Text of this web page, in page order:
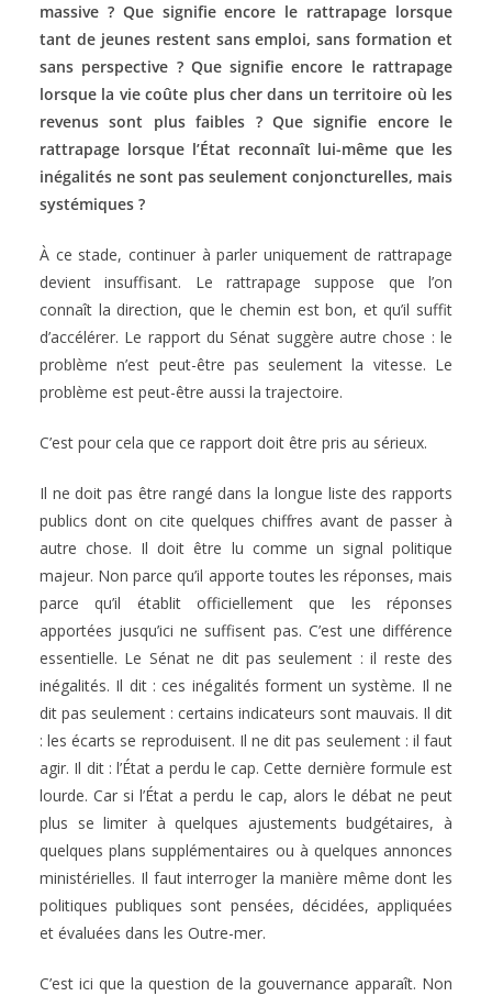
massive ? Que signifie encore le rattrapage lorsque
tant de jeunes restent sans emploi, sans formation et
sans perspective ? Que signifie encore le rattrapage
lorsque la vie coûte plus cher dans un territoire où les
revenus sont plus faibles ? Que signifie encore le
rattrapage lorsque l’État reconnaît lui-même que les
inégalités ne sont pas seulement conjoncturelles, mais
systémiques ?
À ce stade, continuer à parler uniquement de rattrapage
devient insuffisant. Le rattrapage suppose que l’on
connaît la direction, que le chemin est bon, et qu’il suffit
d’accélérer. Le rapport du Sénat suggère autre chose : le
problème n’est peut-être pas seulement la vitesse. Le
problème est peut-être aussi la trajectoire.
C’est pour cela que ce rapport doit être pris au sérieux.
Il ne doit pas être rangé dans la longue liste des rapports
publics dont on cite quelques chiffres avant de passer à
autre chose. Il doit être lu comme un signal politique
majeur. Non parce qu’il apporte toutes les réponses, mais
parce qu’il établit officiellement que les réponses
apportées jusqu’ici ne suffisent pas. C’est une différence
essentielle. Le Sénat ne dit pas seulement : il reste des
inégalités. Il dit : ces inégalités forment un système. Il ne
dit pas seulement : certains indicateurs sont mauvais. Il dit
: les écarts se reproduisent. Il ne dit pas seulement : il faut
agir. Il dit : l’État a perdu le cap. Cette dernière formule est
lourde. Car si l’État a perdu le cap, alors le débat ne peut
plus se limiter à quelques ajustements budgétaires, à
quelques plans supplémentaires ou à quelques annonces
ministérielles. Il faut interroger la manière même dont les
politiques publiques sont pensées, décidées, appliquées
et évaluées dans les Outre-mer.
C’est ici que la question de la gouvernance apparaît. Non